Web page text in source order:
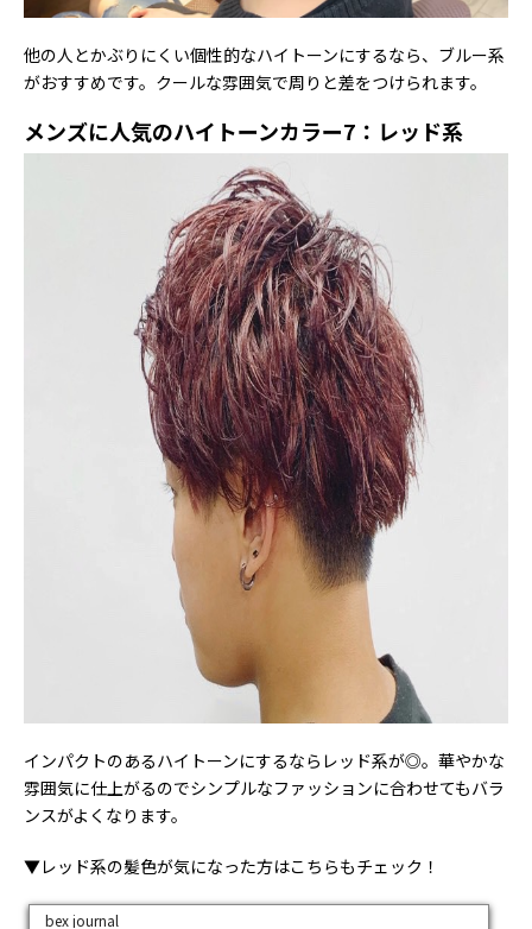
他の人とかぶりにくい個性的なハイトーンにするなら、ブルー系
がおすすめです。クールな雰囲気で周りと差をつけられます。
メンズに人気のハイトーンカラー7：レッド系
インパクトのあるハイトーンにするならレッド系が◎。華やかな
雰囲気に仕上がるのでシンプルなファッションに合わせてもバラ
ンスがよくなります。
▼レッド系の髪色が気になった方はこちらもチェック！
bex journal